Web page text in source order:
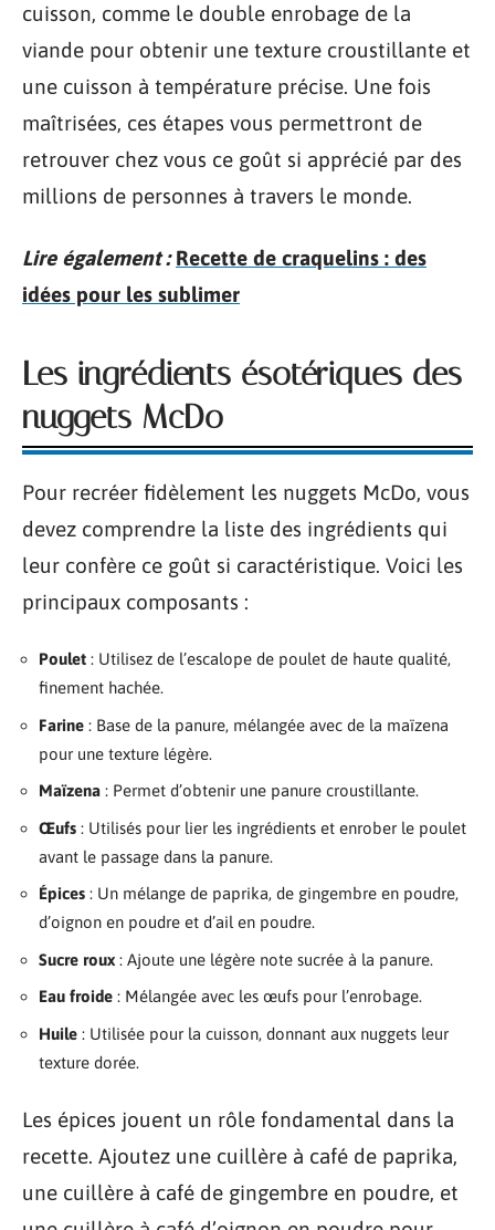
cuisson, comme le double enrobage de la
viande pour obtenir une texture croustillante et
une cuisson à température précise. Une fois
maîtrisées, ces étapes vous permettront de
retrouver chez vous ce goût si apprécié par des
millions de personnes à travers le monde.
Lire également : Recette de craquelins : des
idées pour les sublimer
Les ingrédients ésotériques des
nuggets McDo
Pour recréer fidèlement les nuggets McDo, vous
devez comprendre la liste des ingrédients qui
leur confère ce goût si caractéristique. Voici les
principaux composants :
Poulet : Utilisez de l’escalope de poulet de haute qualité,
finement hachée.
Farine : Base de la panure, mélangée avec de la maïzena
pour une texture légère.
Maïzena : Permet d’obtenir une panure croustillante.
Œufs : Utilisés pour lier les ingrédients et enrober le poulet
avant le passage dans la panure.
Épices : Un mélange de paprika, de gingembre en poudre,
d’oignon en poudre et d’ail en poudre.
Sucre roux : Ajoute une légère note sucrée à la panure.
Eau froide : Mélangée avec les œufs pour l’enrobage.
Huile : Utilisée pour la cuisson, donnant aux nuggets leur
texture dorée.
Les épices jouent un rôle fondamental dans la
recette. Ajoutez une cuillère à café de paprika,
une cuillère à café de gingembre en poudre, et